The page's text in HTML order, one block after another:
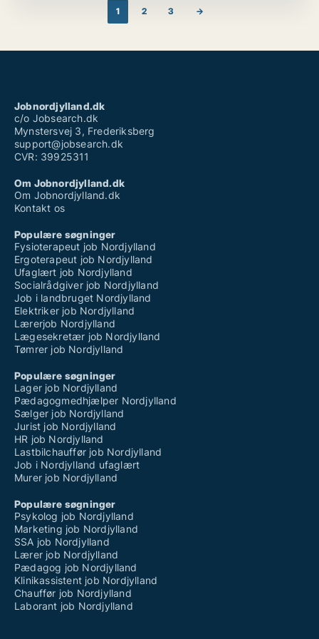
(DSP), sikre overholdelse af retningslinjer,
datastrukturer og mediestandarder samt overvåge
informationsstyring, herunder gennemgang af
1 2 3 →
Jobnordjylland.dk
c/o Jobsearch.dk
Mynstersvej 3, Frederiksberg
support@jobsearch.dk
CVR: 39925311
Om Jobnordjylland.dk
Om Jobnordjylland.dk
Kontakt os
Populære søgninger
Fysioterapeut job Nordjylland
Ergoterapeut job Nordjylland
Ufaglært job Nordjylland
Socialrådgiver job Nordjylland
Job i landbruget Nordjylland
Elektriker job Nordjylland
Lærerjob Nordjylland
Lægesekretær job Nordjylland
Tømrer job Nordjylland
Populære søgninger
Lager job Nordjylland
Pædagogmedhjælper Nordjylland
Sælger job Nordjylland
Jurist job Nordjylland
HR job Nordjylland
Lastbilchauffør job Nordjylland
Job i Nordjylland ufaglært
Murer job Nordjylland
Populære søgninger
Psykolog job Nordjylland
Marketing job Nordjylland
SSA job Nordjylland
Lærer job Nordjylland
Pædagog job Nordjylland
Klinikassistent job Nordjylland
Chauffør job Nordjylland
Laborant job Nordjylland